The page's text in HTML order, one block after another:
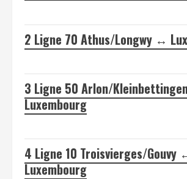
2 Ligne 70 Athus/Longwy ↔
3 Ligne 50 Arlon/
Luxembourg
4 Ligne 10 Troisvierges/Gouvy
Luxembourg